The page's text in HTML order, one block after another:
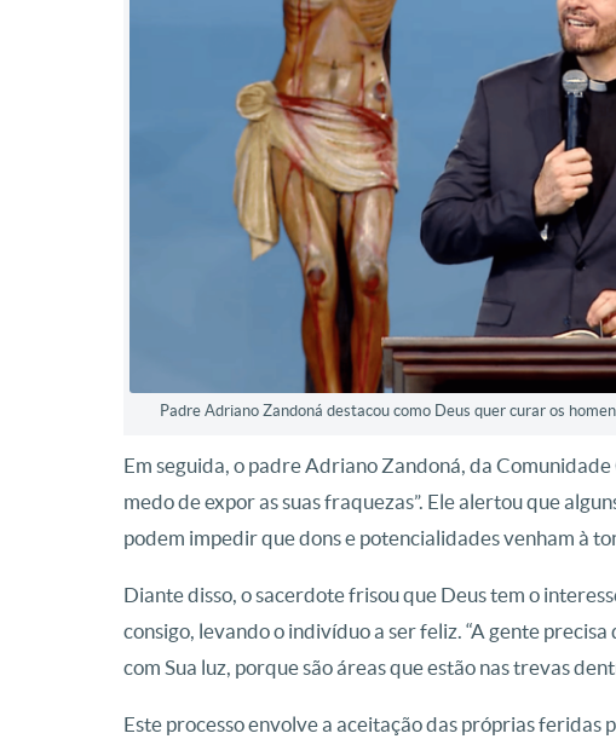
Padre Adriano Zandoná destacou como Deus quer curar os
Em seguida, o padre Adriano Zandoná, da
medo de expor as suas fraquezas”. Ele alertou que
podem impedir que dons e potencialidades venham à
Diante disso, o sacerdote frisou que Deus tem o
consigo, levando o indivíduo a ser feliz. “A gente
com Sua luz, porque são áreas que estão nas trevas
Este processo envolve a aceitação das próprias feridas